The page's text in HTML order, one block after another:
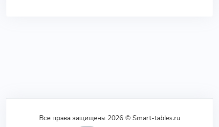
Все права защищены 2026 © Smart-tables.ru